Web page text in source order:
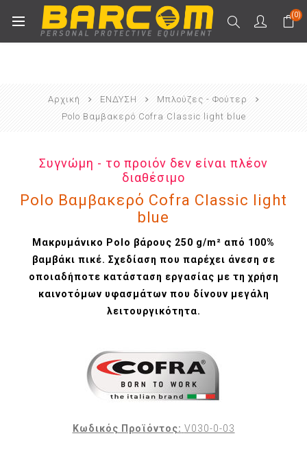
(0)
Αρχική ΕΝΔΥΣΗ
Μπλούζες - Φούτερ
Polo Βαμβακερό Cofra Classic light blue
Συγνώμη - το προιόν δεν είναι πλέον
διαθέσιμο
Polo Βαμβακερό Cofra Classic light
blue
Μακρυμάνικο Polo βάρους 250 g/m² από 100%
βαμβάκι πικέ. Σχεδίαση που παρέχει άνεση σε
οποιαδήποτε κατάσταση εργασίας με τη χρήση
καινοτόμων υφασμάτων που δίνουν μεγάλη
λειτουργικότητα.
Κωδικός Προϊόντος: V030-0-03